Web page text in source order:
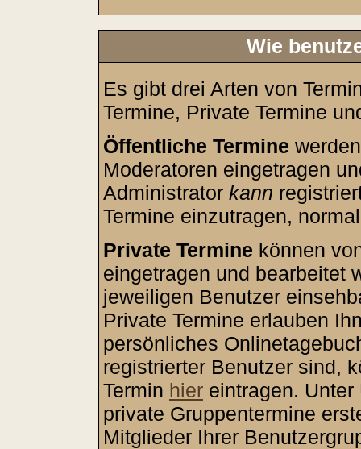
Wie
Es gibt drei Arten von
Termine, Private Termine
Öffentliche Termine
Moderatoren eingetragen
Administrator kann
Termine einzutragen,
Private Termine können
eingetragen und bearbeitet
jeweiligen Benutzer
Private Termine erlauben
persönliches
registrierter Benutzer sind,
Termin hier eintragen.
private Gruppentermine
Mitglieder Ihrer